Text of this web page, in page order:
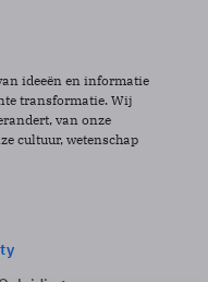
ideeën en informatie
transformatie. Wij
van onze
cultuur, wetenschap